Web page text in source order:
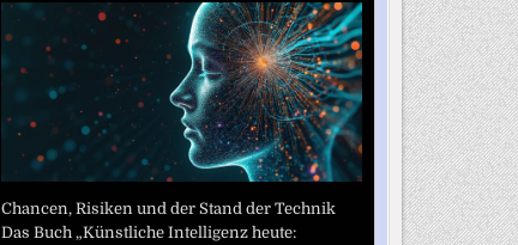
Chancen, Risiken und der Stand der Technik
Das Buch „Künstliche Intelligenz heute: